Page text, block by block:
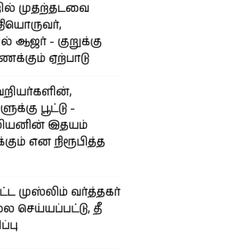
முதற்தடவை
ஆஜர் - குறுக்கு
ஏற்பாடு
பூட்டு -
இதயம்
என நிரூபித்த
முஸ்லிம் வர்த்தகர்
செய்யப்பட்டு, தீ